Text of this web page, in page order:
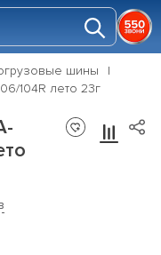
шины
104R лето 23г